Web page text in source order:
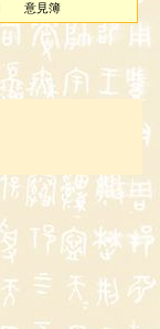
意見簿